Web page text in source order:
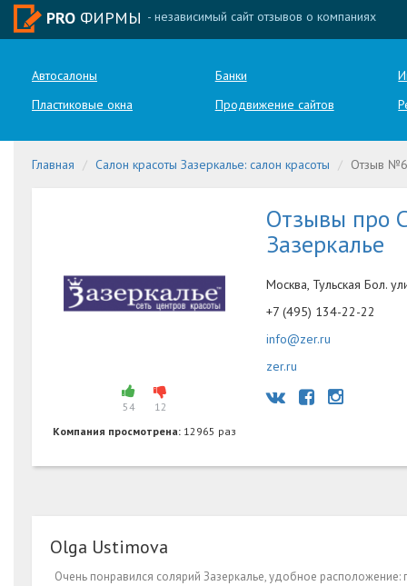
PRO ФИРМЫ - независимый сайт отзывов о компаниях
Автосалоны Банки
Пластиковые окна
Продвижение сайтов
Главная Салон красоты Зазеркалье: салон красоты Отзыв
54
12
Компания просмотрена: 12965 раз
Отзывы про
Зазеркалье
Москва, Тульская Бол.
+7 (495) 134-22-22
info@zer.ru
zer.ru
Olga Ustimova
Очень понравился солярий Зазеркалье, удобное